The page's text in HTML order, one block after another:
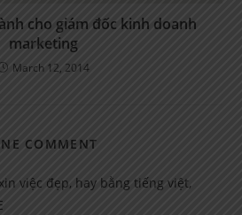
cho giám đốc kinh doanh
marketing
March 12, 2014
COMMENT
việc đẹp, hay bằng tiếng việt,